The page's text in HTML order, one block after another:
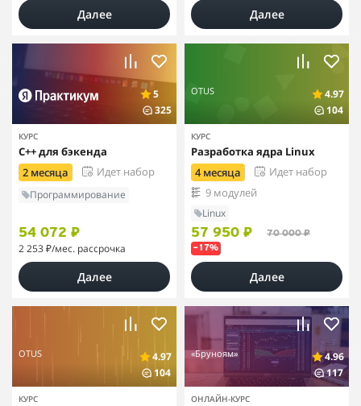
Далее Далее
5
325
КУРС
C++ для бэкенда
2 месяца
Идет набор
Программирование
54 072 ₽
2 253 ₽/мес. рассрочка
Далее
OTUS
4.97
104
КУРС
Разработка ядра Linux
4 месяца
Идет набор
9 модулей
Linux
57 950 ₽ 70 000 ₽
–17%
Далее
OTUS
4.97
104
КУРС
«Бруноям»
4.96
117
ОНЛАЙН-КУРС